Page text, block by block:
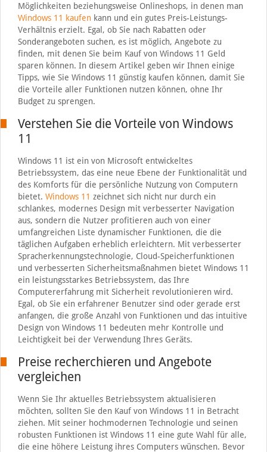
Möglichkeiten beziehungsweise Onlineshops, in denen man
Windows 11 kaufenkann und ein gutes Preis-Leistungs-
Verhältnis erzielt. Egal, ob Sie nach Rabatten oder
Sonderangeboten suchen, es ist möglich, Angebote zu
finden, mit denen Sie beim Kauf von Windows 11 Geld
sparen können. In diesem Artikel geben wir Ihnen einige
Tipps, wie Sie Windows 11 günstig kaufen können, damit Sie
die Vorteile aller Funktionen nutzen können, ohne Ihr
Budget zu sprengen.
Verstehen Sie die Vorteile von Windows
11
Windows 11 ist ein von Microsoft entwickeltes
Betriebssystem, das eine neue Ebene der Funktionalität und
des Komforts für die persönliche Nutzung von Computern
bietet. Windows 11 zeichnet sich nicht nur durch ein
schlankes, modernes Design mit verbesserter Navigation
aus, sondern die Nutzer profitieren auch von einer
umfangreichen Liste dynamischer Funktionen, die die
täglichen Aufgaben erheblich erleichtern. Mit verbesserter
Spracherkennungstechnologie, Cloud-Speicherfunktionen
und verbesserten Sicherheitsmaßnahmen bietet Windows 11
ein leistungsstarkes Betriebssystem, das Ihre
Computererfahrung mit Sicherheit revolutionieren wird.
Egal, ob Sie ein erfahrener Benutzer sind oder gerade erst
anfangen, die große Anzahl von Funktionen und das intuitive
Design von Windows 11 bedeuten mehr Kontrolle und
Leichtigkeit bei der Verwendung Ihres Geräts.
Preise recherchieren und Angebote
vergleichen
Wenn Sie Ihr aktuelles Betriebssystem aktualisieren
möchten, sollten Sie den Kauf von Windows 11 in Betracht
ziehen. Mit seiner hochmodernen Technologie und seinen
robusten Funktionen ist Windows 11 eine gute Wahl für alle,
die eine höhere Leistung ihres Computers wünschen. Bevor